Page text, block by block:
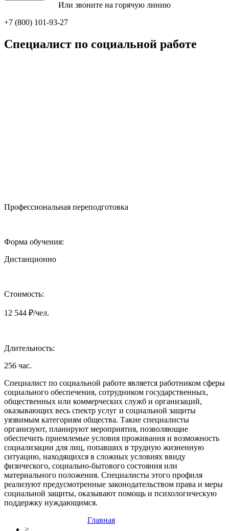
Или звоните на горячую линию
+7 (800) 101-93-27
Специалист по социальной работе
Профессиональная переподготовка
Форма обучения:
Дистанционно
Стоимость:
12 544 ₽/чел.
Длительность:
256 час.
Специалист по социальной работе является работником сферы
социального обеспечения, сотрудником государственных,
общественных или коммерческих служб и организаций,
оказывающих весь спектр услуг и социальной защиты
уязвимым категориям общества. Такие специалисты
организуют, планируют мероприятия, позволяющие
обеспечить приемлемые условия проживания и возможность
социализации для лиц, попавших в трудную жизненную
ситуацию, находящихся в сложных условиях ввиду
физического, социально-бытового состояния или
материального положения. Специалисты этого профиля
реализуют предусмотренные законодательством права и меры
социальной защиты, оказывают помощь и психологическую
поддержку нуждающимся.
Главная
>